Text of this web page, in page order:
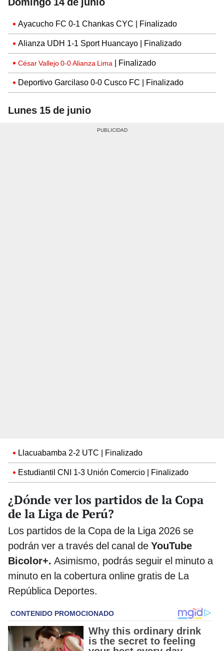
Ayacucho FC 0-1 Chankas CYC | Finalizado
Alianza UDH 1-1 Sport Huancayo | Finalizado
César Vallejo 0-0 Alianza Lima | Finalizado
Deportivo Garcilaso 0-0 Cusco FC | Finalizado
Lunes 15 de junio
Llacuabamba 2-2 UTC | Finalizado
Estudiantil CNI 1-3 Unión Comercio | Finalizado
¿Dónde ver los partidos de la Copa
de la Liga de Perú?
Los partidos de la Copa de la Liga 2026 se
podrán ver a través del canal de YouTube
Bicolor+. Asimismo, podrás seguir el minuto a
minuto en la cobertura online gratis de La
República Deportes.